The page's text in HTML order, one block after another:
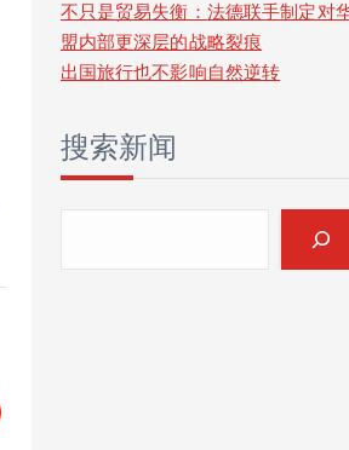
不只是贸易失衡：法德联手制定对
盟内部更深层的战略裂痕
出国旅行也不影响自然逆转
搜索新闻